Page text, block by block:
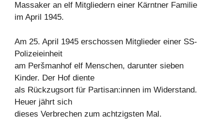
Massaker an elf Mitgliedern einer Kärntner Familie
im April 1945.
Am 25. April 1945 erschossen Mitglieder einer SS-
Polizeieinheit
am Peršmanhof elf Menschen, darunter sieben
Kinder. Der Hof diente
als Rückzugsort für Partisan:innen im Widerstand.
Heuer jährt sich
dieses Verbrechen zum achtzigsten Mal.